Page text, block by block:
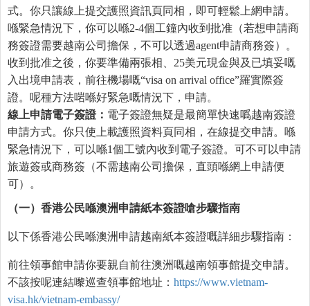
式。你只讓線上提交護照資訊頁同相，即可輕鬆上網申請。
喺緊急情況下，你可以喺2-4個工鐘內收到批准（若想申請商
務簽證需要越南公司擔保，不可以透過agent申請商務簽）。
收到批准之後，你要準備兩張相、25美元現金與及已填妥嘅
入出境申請表，前往機場嘅“visa on arrival office”羅實際簽
證。呢種方法啱喺好緊急嘅情況下，申請。
線上申請電子簽證： 電子簽證無疑是最簡單快速噅越南簽證
申請方式。你只使上載護照資料頁同相，在線提交申請。喺
緊急情況下，可以喺1個工號內收到電子簽證。可不可以申請
旅遊簽或商務簽（不需越南公司擔保，直頭喺網上申請便
可）。
（一）香港公民喺澳洲申請紙本簽證嗆步驟指南
以下係香港公民喺澳洲申請越南紙本簽證嘅詳細步驟指南：
前往領事館申請你要親自前往澳洲嘅越南領事館提交申請。
不該按呢連結嚟巡查領事館地址： https://www.vietnam-
visa.hk/vietnam-embassy/